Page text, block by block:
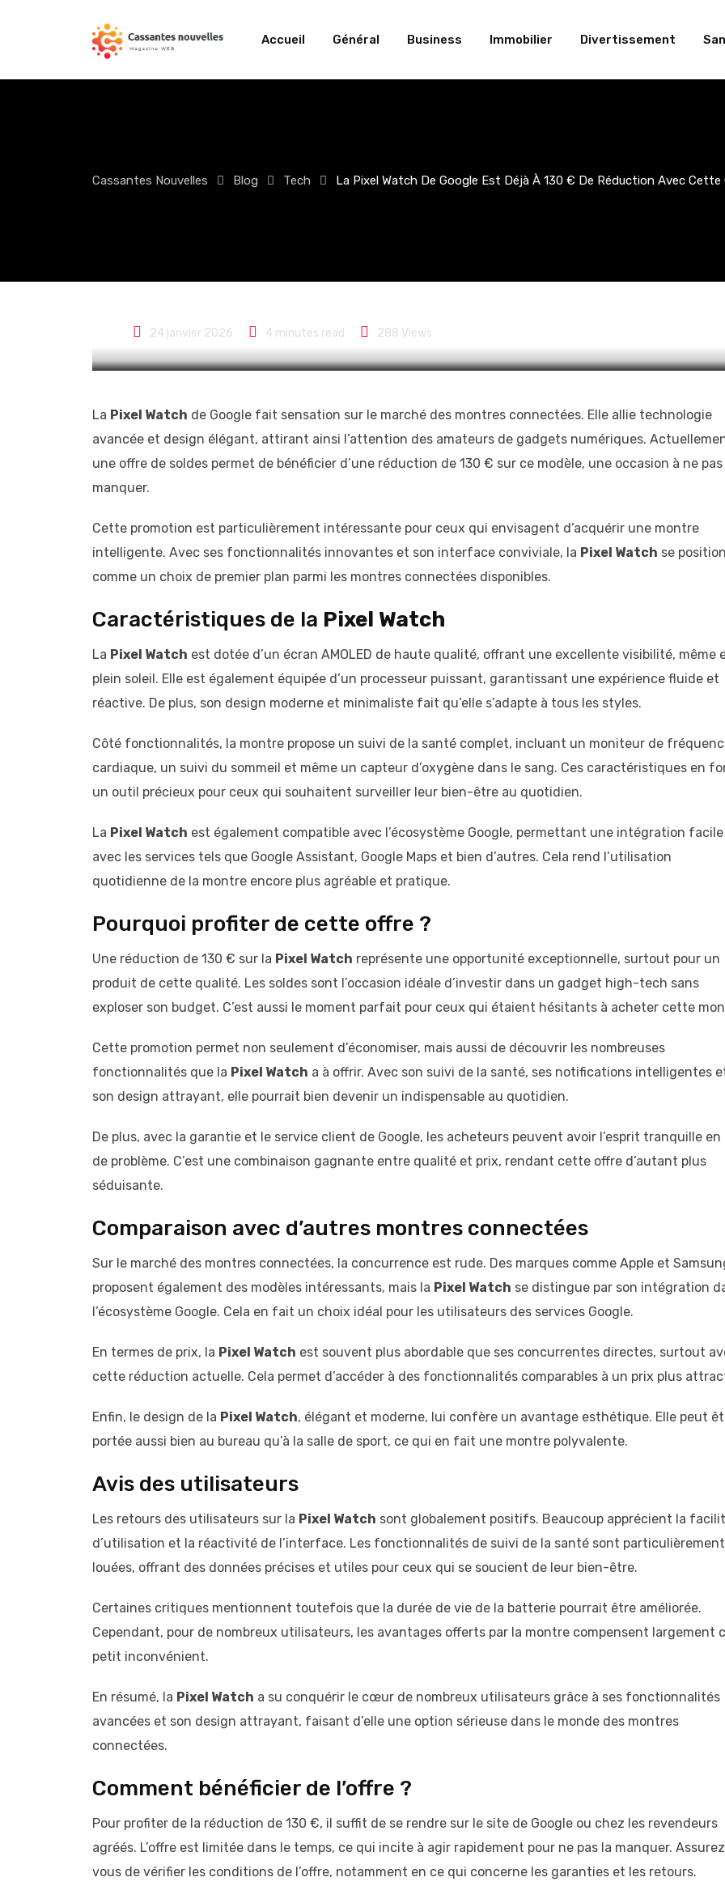
Accueil Général Business Immobilier Divertissement
Cassantes Nouvelles Blog Tech
La Pixel Watch De Google Est Déjà À 130 € De Réduction Avec Cette
réduction avec cette offre de soldes
24 janvier 2026 4 minutes read 288 Views
La Pixel Watch de Google fait sensation sur le marché des montres connectées. Elle allie technologie
avancée et design élégant, attirant ainsi l’attention des amateurs de gadgets numériques.
une offre de soldes permet de bénéficier d’une réduction de 130 € sur ce modèle, une occasion à ne pas
manquer.
Cette promotion est particulièrement intéressante pour ceux qui envisagent d’acquérir une montre
intelligente. Avec ses fonctionnalités innovantes et son interface conviviale, la Pixel Watch se
comme un choix de premier plan parmi les montres connectées disponibles.
Caractéristiques de la Pixel Watch
La Pixel Watch est dotée d’un écran AMOLED de haute qualité, offrant une excellente visibilité, même
plein soleil. Elle est également équipée d’un processeur puissant, garantissant une expérience fluide et
réactive. De plus, son design moderne et minimaliste fait qu’elle s’adapte à tous les styles.
Côté fonctionnalités, la montre propose un suivi de la santé complet, incluant un moniteur de
cardiaque, un suivi du sommeil et même un capteur d’oxygène dans le sang. Ces caractéristiques en
un outil précieux pour ceux qui souhaitent surveiller leur bien-être au quotidien.
La Pixel Watch est également compatible avec l’écosystème Google, permettant une intégration facile
avec les services tels que Google Assistant, Google Maps et bien d’autres. Cela rend l’utilisation
quotidienne de la montre encore plus agréable et pratique.
Pourquoi profiter de cette offre ?
Une réduction de 130 € sur la Pixel Watch représente une opportunité exceptionnelle, surtout pour un
produit de cette qualité. Les soldes sont l’occasion idéale d’investir dans un gadget high-tech sans
exploser son budget. C’est aussi le moment parfait pour ceux qui étaient hésitants à acheter cette
Cette promotion permet non seulement d’économiser, mais aussi de découvrir les nombreuses
fonctionnalités que la Pixel Watch a à offrir. Avec son suivi de la santé, ses notifications intelligentes
son design attrayant, elle pourrait bien devenir un indispensable au quotidien.
De plus, avec la garantie et le service client de Google, les acheteurs peuvent avoir l’esprit tranquille en
de problème. C’est une combinaison gagnante entre qualité et prix, rendant cette offre d’autant plus
séduisante.
Comparaison avec d’autres montres connectées
Sur le marché des montres connectées, la concurrence est rude. Des marques comme Apple et
proposent également des modèles intéressants, mais la Pixel Watch se distingue par son intégration
l’écosystème Google. Cela en fait un choix idéal pour les utilisateurs des services Google.
En termes de prix, la Pixel Watch est souvent plus abordable que ses concurrentes directes, surtout
cette réduction actuelle. Cela permet d’accéder à des fonctionnalités comparables à un prix plus
Enfin, le design de la Pixel Watch, élégant et moderne, lui confère un avantage esthétique. Elle peut
portée aussi bien au bureau qu’à la salle de sport, ce qui en fait une montre polyvalente.
Avis des utilisateurs
Les retours des utilisateurs sur la Pixel Watch sont globalement positifs. Beaucoup apprécient la
d’utilisation et la réactivité de l’interface. Les fonctionnalités de suivi de la santé sont particulièrement
louées, offrant des données précises et utiles pour ceux qui se soucient de leur bien-être.
Certaines critiques mentionnent toutefois que la durée de vie de la batterie pourrait être améliorée.
Cependant, pour de nombreux utilisateurs, les avantages offerts par la montre compensent largement
petit inconvénient.
En résumé, la Pixel Watch a su conquérir le cœur de nombreux utilisateurs grâce à ses fonctionnalités
avancées et son design attrayant, faisant d’elle une option sérieuse dans le monde des montres
connectées.
Comment bénéficier de l’offre ?
Pour profiter de la réduction de 130 €, il suffit de se rendre sur le site de Google ou chez les revendeurs
agréés. L’offre est limitée dans le temps, ce qui incite à agir rapidement pour ne pas la manquer.
vous de vérifier les conditions de l’offre, notamment en ce qui concerne les garanties et les retours.